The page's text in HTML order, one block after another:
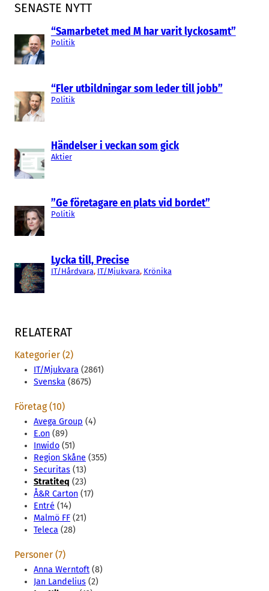
SENASTE NYTT
“Samarbetet med M har varit lyckosamt”
Politik
“Fler utbildningar som leder till jobb”
Politik
Händelser i veckan som gick
Aktier
”Ge företagare en plats vid bordet”
Politik
Lycka till, Precise
IT/Hårdvara, IT/Mjukvara, Krönika
RELATERAT
Kategorier (2)
IT/Mjukvara (2861)
Svenska (8675)
Företag (10)
Avega Group (4)
E.on (89)
Inwido (51)
Region Skåne (355)
Securitas (13)
Stratiteq (23)
Å&R Carton (17)
Entré (14)
Malmö FF (21)
Teleca (28)
Personer (7)
Anna Werntoft (8)
Jan Landelius (2)